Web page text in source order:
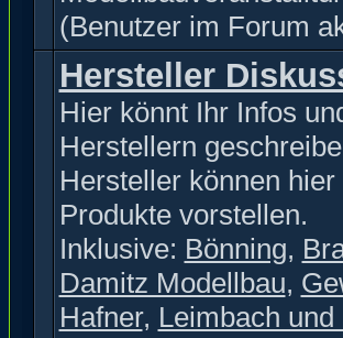
(Benutzer im Forum
Hersteller
Hier könnt Ihr Infos
Herstellern
Hersteller können
Produkte vorstellen.
Inklusive: Bönning,
Damitz Modellbau,
Hafner, Leimbach